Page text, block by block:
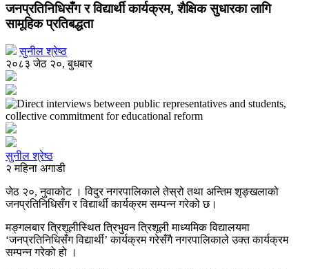
जनप्रतिनिधिसँग र विद्यार्थी कार्यक्रम, शैक्षिक सुधारका लागि
सामूहिक प्रतिबद्धता
सुनील श्रेष्ठ
२०८३ जेठ २०, बुधबार
सुनील श्रेष्ठ
२ महिना अगाडी
जेठ २०, नुवाकोट । विदुर नगरपालिकाले तेस्रो तथा अन्तिम शृङ्खलाको
जनप्रतिनिधिसँग र विद्यार्थी कार्यक्रम सम्पन्न गरेको छ।
मङ्गलबार त्रिशूलीस्थित त्रिभुवन त्रिशूली माध्यमिक विद्यालयमा
‘जनप्रतिनिधिसँग विद्यार्थी’ कार्यक्रम गरेसँगै नगरपालिकाले उक्त कार्यक्रम
सम्पन्न गरेको हो ।